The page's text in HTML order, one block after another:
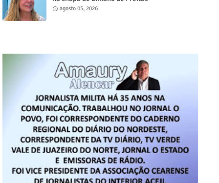
agosto 05, 2026